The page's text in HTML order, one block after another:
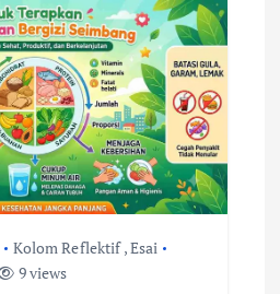
Kolom Reflektif,Esai
9 views